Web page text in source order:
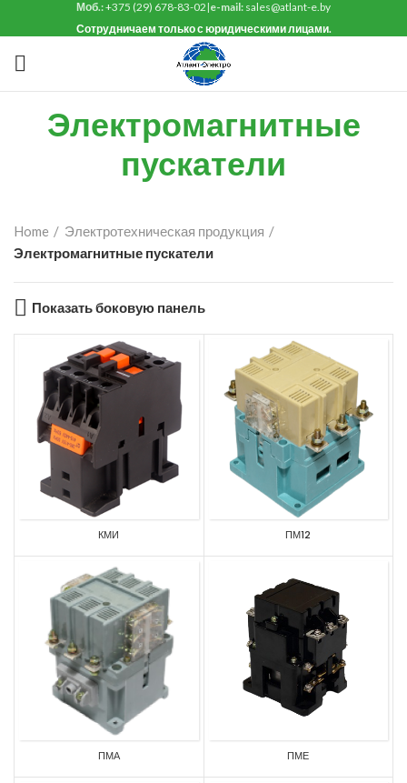
Моб.:+375 (29) 678-83-02 |e-mail: sales@atlant-e.by
Сотрудничаем только с юридическими лицами.
Электромагнитные
пускатели
Home
Электротехническая продукция
Электромагнитные пускатели
Показать боковую панель
КМИ ПМ12
ПМА ПМЕ